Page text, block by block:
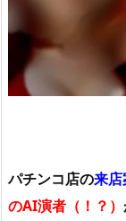
パチンコ店の来
のAI演者（！？）